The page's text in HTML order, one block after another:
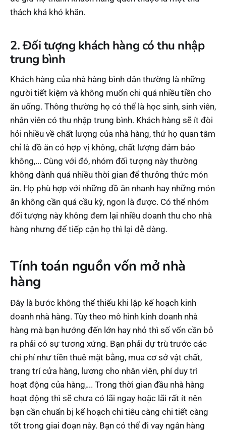
thách khá khó khăn.
2. Đối tượng khách hàng có thu nhập
trung bình
Khách hàng của nhà hàng bình dân thường là những
người tiết kiệm và không muốn chi quá nhiều tiền cho
ăn uống. Thông thường họ có thể là học sinh, sinh viên,
nhân viên có thu nhập trung bình. Khách hàng sẽ ít đòi
hỏi nhiều về chất lượng của nhà hàng, thứ họ quan tâm
chỉ là đồ ăn có hợp vị không, chất lượng đảm bảo
không,... Cùng với đó, nhóm đối tượng này thường
không dành quá nhiều thời gian để thưởng thức món
ăn. Họ phù hợp với những đồ ăn nhanh hay những món
ăn không cần quá cầu kỳ, ngon là được. Có thể nhóm
đối tượng này không đem lại nhiều doanh thu cho nhà
hàng nhưng để tiếp cận họ thì lại dễ dàng.
Tính toán nguồn vốn mở nhà
hàng
Đây là bước không thể thiếu khi lập kế hoạch kinh
doanh nhà hàng. Tùy theo mô hình kinh doanh nhà
hàng mà bạn hướng đến lớn hay nhỏ thì số vốn cần bỏ
ra phải có sự tương xứng. Bạn phải dự trù trước các
chi phí như tiền thuê mặt bằng, mua cơ sở vật chất,
trang trí cửa hàng, lương cho nhân viên, phí duy trì
hoạt động của hàng,... Trong thời gian đầu nhà hàng
hoạt động thì sẽ chưa có lãi ngay hoặc lãi rất ít nên
bạn cần chuẩn bị kế hoạch chi tiêu càng chi tiết càng
tốt trong giai đoạn này. Bạn có thể đi vay ngân hàng